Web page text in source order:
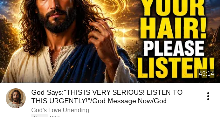
49:14
God Says:"THIS IS VERY SERIOUS! LISTEN TO
THIS URGENTLY!"/God Message Now/God
Message
God's Love Unending